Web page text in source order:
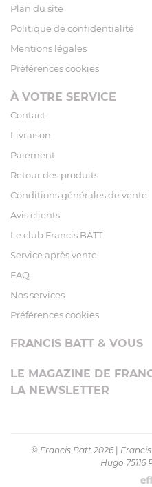
Plan du site
Politique de confidentialité
Mentions légales
Préférences cookies
À VOTRE SERVICE
Contact
Livraison
Paiement
Retour des produits
Conditions générales de vente
Avis clients
Le club Francis BATT
Service après vente
FAQ
Nos services
Préférences cookies
FRANCIS BATT & VOUS
LE MAGAZINE DE
LA NEWSLETTER
© Francis Batt 2026
Hugo 75116